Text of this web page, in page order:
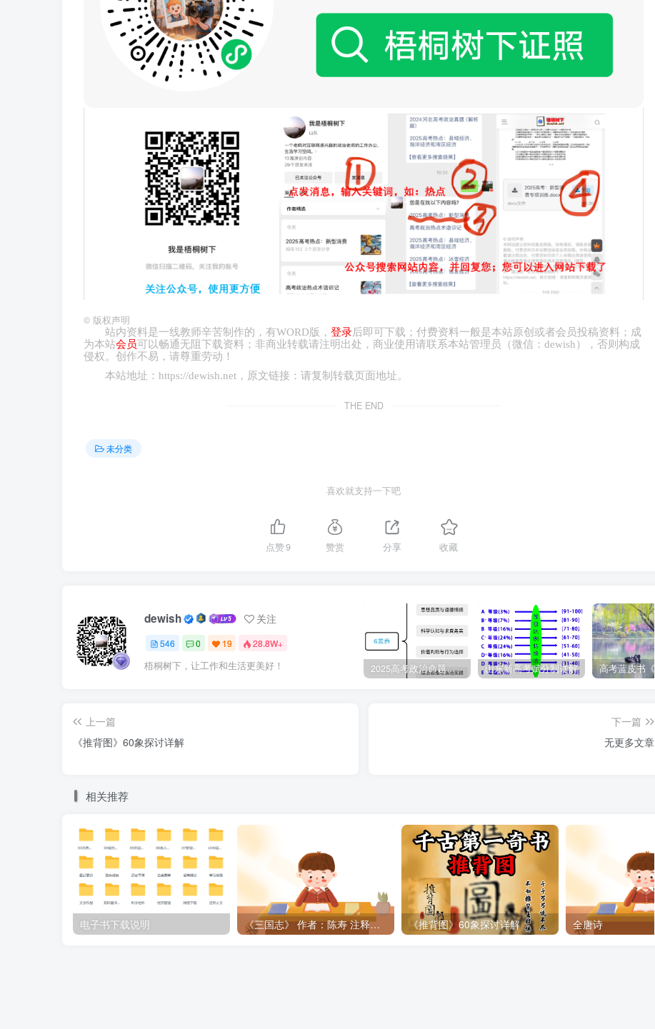
© 版权声明
站内资料是一线教师辛苦制作的，有WORD版， 登录后即可下载；付费资料一般是本站原创或者会员投稿资料；成
为本站会员可以畅通无阻下载资料；非商业转载请注明出处，商业使用请联系本站管理员（微信： dewish ），否则构成
侵权。创作不易，请尊重劳动！
本站地址： https://dewish.net ，原文链接：请复制转载页面地址。
THE END
未分类
喜欢就支持一下吧
点赞9 赞赏 分享 收藏
dewish 关注
546 0 19 28.8W+
梧桐树下，让工作和生活更美好！ 2025高考政治命题纲要解读 山东新高考赋分制详解
上一篇
《推背图》60象探讨详解
下一篇
无更多文章
相关推荐
电子书下载说明 《三国志》 作者：陈寿 注释：裴松之[打印版] 《推背图》60象探讨详解 全唐诗